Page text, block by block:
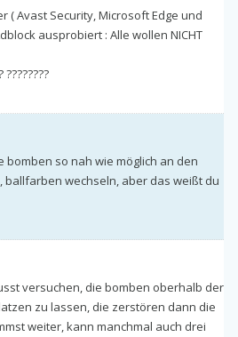
( Avast Security, Microsoft Edge und
ausprobiert : Alle wollen NICHT
bomben so nah wie möglich an den
ballfarben wechseln, aber das weißt du
versuchen, die bomben oberhalb der
zu lassen, die zerstören dann die
weiter, kann manchmal auch drei